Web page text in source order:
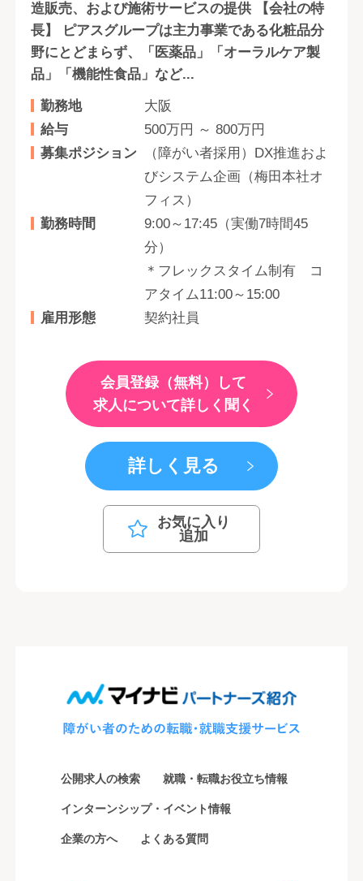
造販売、および施術サービスの提供 【会社の特
長】 ピアスグループは主力事業である化粧品分
野にとどまらず、「医薬品」「オーラルケア製
品」「機能性食品」など...
勤務地
大阪
給与
500万円 ～ 800万円
募集ポジション
（障がい者採用）DX推進およ
びシステム企画（梅田本社オ
フィス）
勤務時間
9:00～17:45（実働7時間45
分）
＊フレックスタイム制有 コ
アタイム11:00～15:00
雇用形態
契約社員
会員登録（無料）して
求人について詳しく聞く
詳しく見る
お気に入り
追加
公開求人の検索 就職・転職お役立ち情報
インターンシップ・イベント情報
企業の方へ よくある質問